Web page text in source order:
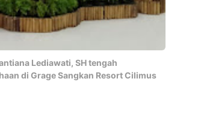
Lediawati, SH tengah
di Grage Sangkan Resort Cilimus